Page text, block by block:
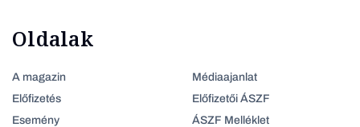
Oldalak
A magazin
Előfizetés
Esemény
Médiaajanlat
Előfizetői ÁSZF
ÁSZF Melléklet